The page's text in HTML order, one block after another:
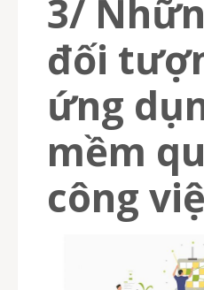
3/
đối
ứng
mềm
công